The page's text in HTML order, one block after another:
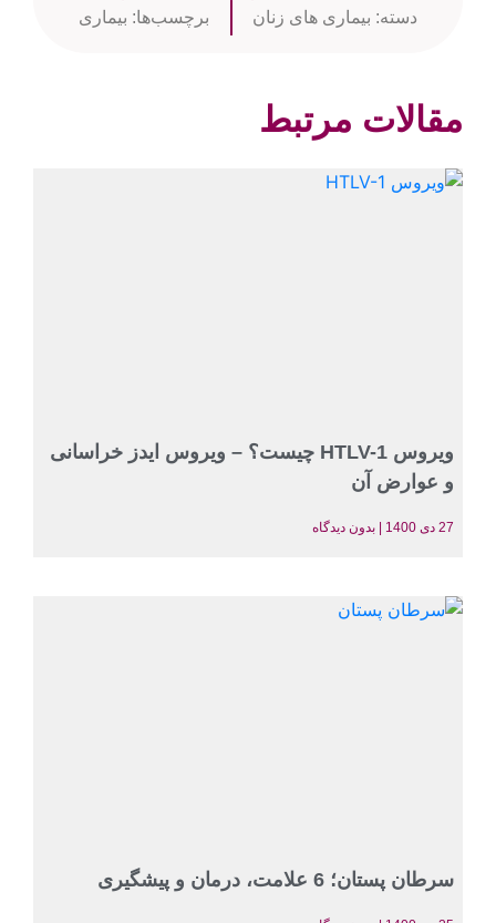
دسته: بیماری های زنان برچسب‌ها: بیماری
مقالات مرتبط
ویروس HTLV-1 چیست؟ – ویروس ایدز خراسانی
و عوارض آن
27 دی 1400 بدون دیدگاه
سرطان پستان؛ 6 علامت، درمان و پیشگیری